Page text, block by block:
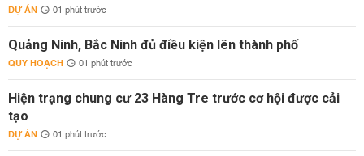
DỰ ÁN 01 phút trước
Quảng Ninh, Bắc Ninh đủ điều kiện lên thành phố
QUY HOẠCH 01 phút trước
Hiện trạng chung cư 23 Hàng Tre trước cơ hội được cải
tạo
DỰ ÁN 01 phút trước